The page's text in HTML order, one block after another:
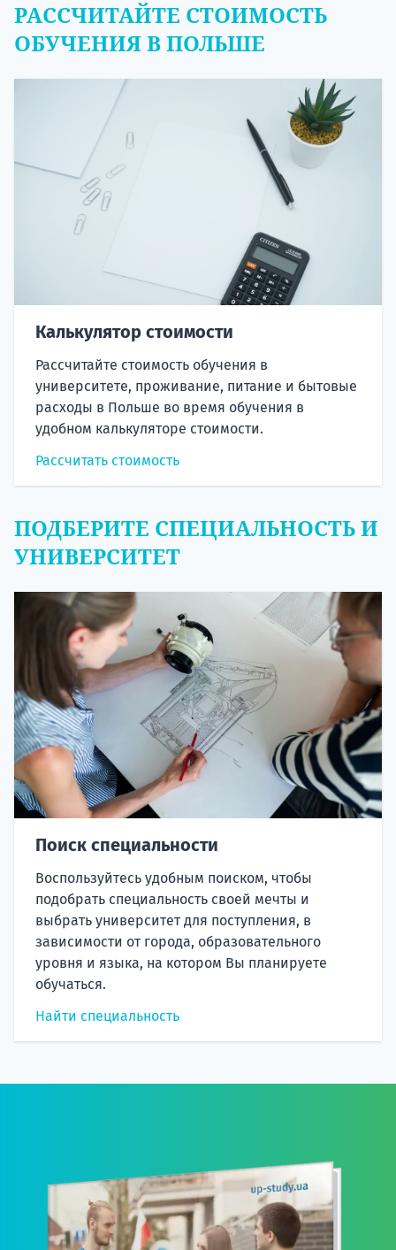
РАССЧИТАЙТЕ СТОИМОСТЬ
ОБУЧЕНИЯ В ПОЛЬШЕ
Калькулятор стоимости
Рассчитайте стоимость обучения в
университете, проживание, питание и бытовые
расходы в Польше во время обучения в
удобном калькуляторе стоимости.
Рассчитать стоимость
ПОДБЕРИТЕ СПЕЦИАЛЬНОСТЬ И
УНИВЕРСИТЕТ
Поиск специальности
Воспользуйтесь удобным поиском, чтобы
подобрать специальность своей мечты и
выбрать университет для поступления, в
зависимости от города, образовательного
уровня и языка, на котором Вы планируете
обучаться.
Найти специальность